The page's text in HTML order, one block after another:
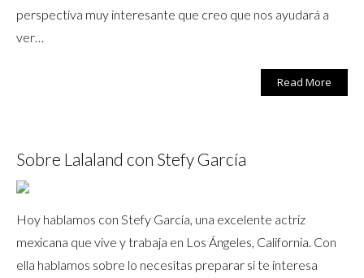
perspectiva muy interesante que creo que nos ayudará a
ver…
Read More
Sobre Lalaland con Stefy García
Hoy hablamos con Stefy García, una excelente actriz
mexicana que vive y trabaja en Los Ángeles, California. Con
ella hablamos sobre lo necesitas preparar si te interesa